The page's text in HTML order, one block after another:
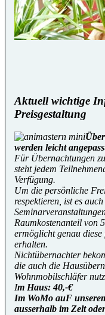
Aktuell wichtige
Preisgestaltung
werden leicht
Für Übernachtungen
steht jedem
Verfügung.
Um die persönliche
respektieren, ist es
Raumkostenanteil von
ermöglicht genau diese
erhalten.
Nichtübernachter
die auch die
Wohnmobilschläfer
Im Haus: 40,-€
Im WoMo auF
ausserhalb im Zelt